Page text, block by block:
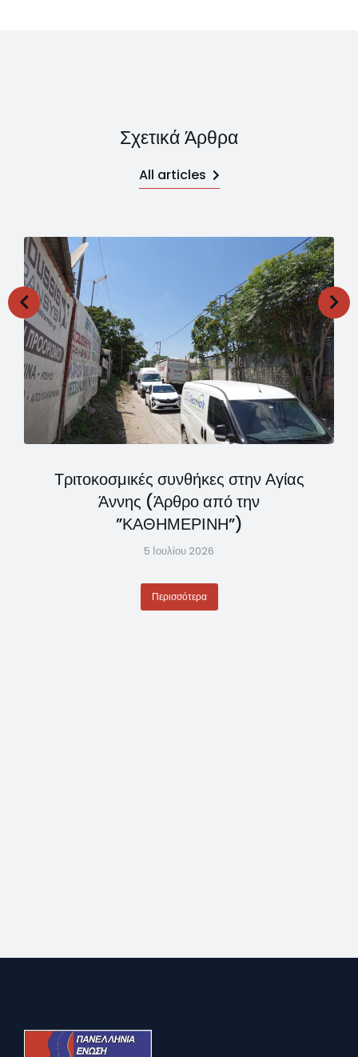
Σχετικά Άρθρα
All articles
Τριτοκοσμικές συνθήκες στην Αγίας
Άννης (Άρθρο από την
”ΚΑΘΗΜΕΡΙΝΗ”)
5 Ιουλίου 2026
Περισσότερα